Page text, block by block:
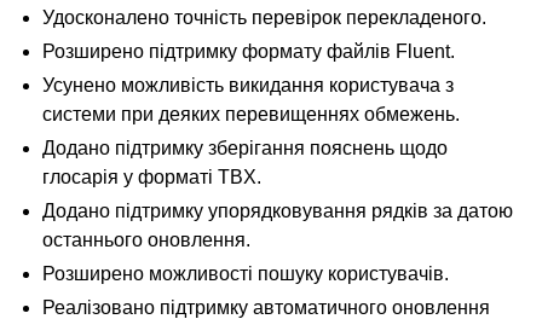
navigation of Настанови з налаштовування
Удосконалено точність перевірок перекладеного.
Розширено підтримку формату файлів Fluent.
Усунено можливість викидання користувача з
системи при деяких перевищеннях обмежень.
Додано підтримку зберігання пояснень щодо
глосарія у форматі TBX.
Додано підтримку упорядковування рядків за датою
останнього оновлення.
Розширено можливості пошуку користувачів.
Реалізовано підтримку автоматичного оновлення